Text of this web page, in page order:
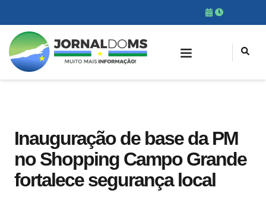
Inauguração de base da PM
no Shopping Campo Grande
fortalece segurança local